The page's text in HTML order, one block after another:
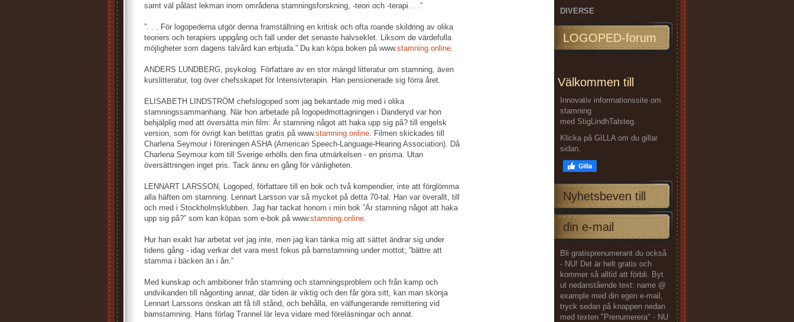
samt väl påläst lekman inom områdena stamningsforskning, -teori och -terapi. . .”
”. . . För logopederna utgör denna framställning en kritisk och ofta roande skildring av olika
teoriers och terapiers uppgång och fall under det senaste halvseklet. Liksom de värdefulla
möjligheter som dagens talvård kan erbjuda.” Du kan köpa boken på www.stamning.online.
ANDERS LUNDBERG, psykolog. Författare av en stor mängd litteratur om stamning, även
kurslitteratur, tog över chefsskapet för Intensivterapin. Han pensionerade sig förra året.
ELISABETH LINDSTRÖM chefslogoped som jag bekantade mig med i olika
stamningssammanhang. När hon arbetade på logopedmottagningen i Danderyd var hon
behjälplig med att översätta min film: Är stamning något att haka upp sig på? till engelsk
version, som för övrigt kan betittas gratis på www.stamning.online. Filmen skickades till
Charlena Seymour i föreningen ASHA (American Speech-Language-Hearing Association). Då
Charlena Seymour kom till Sverige erhölls den fina utmärkelsen - en prisma. Utan
översättningen inget pris. Tack ännu en gång för vänligheten.
LENNART LARSSON, Logoped, författare till en bok och två kompendier, inte att förglömma
alla häften om stamning. Lennart Larsson var så mycket på detta 70-tal. Han var överallt, till
och med i Stockholmsklubben. Jag har tackat honom i min bok ”Är stamning något att haka
upp sig på?” som kan köpas som e-bok på www.stamning.online.
Hur han exakt har arbetat vet jag inte, men jag kan tänka mig att sättet ändrar sig under
tidens gång - idag verkar det vara mest fokus på barnstamning under mottot; ”bättre att
stamma i bäcken än i ån.”
Med kunskap och ambitioner från stamning och stamningsproblem och från kamp och
undvikanden till någonting annat, där tiden är viktig och den får göra sitt, kan man skönja
Lennart Larssons önskan att få till stånd, och behålla, en välfungerande remittering vid
barnstamning. Hans förlag Trannel lär leva vidare med föreläsningar och annat.
DIVERSE
LOGOPED-forum
Välkommen till
Innovativ informationssite om
stamning
med StigLindhTalsteg.
Klicka på GILLA om du gillar
sidan.
Nyhetsbeven till
din e-mail
Bli gratisprenumerant du också
- NU! Det är helt gratis och
kommer så alltid att förbli. Byt
ut nedanstående text: name @
example med din egen e-mail,
tryck sedan på knappen nedan
med texten "Prenumerera" - NU